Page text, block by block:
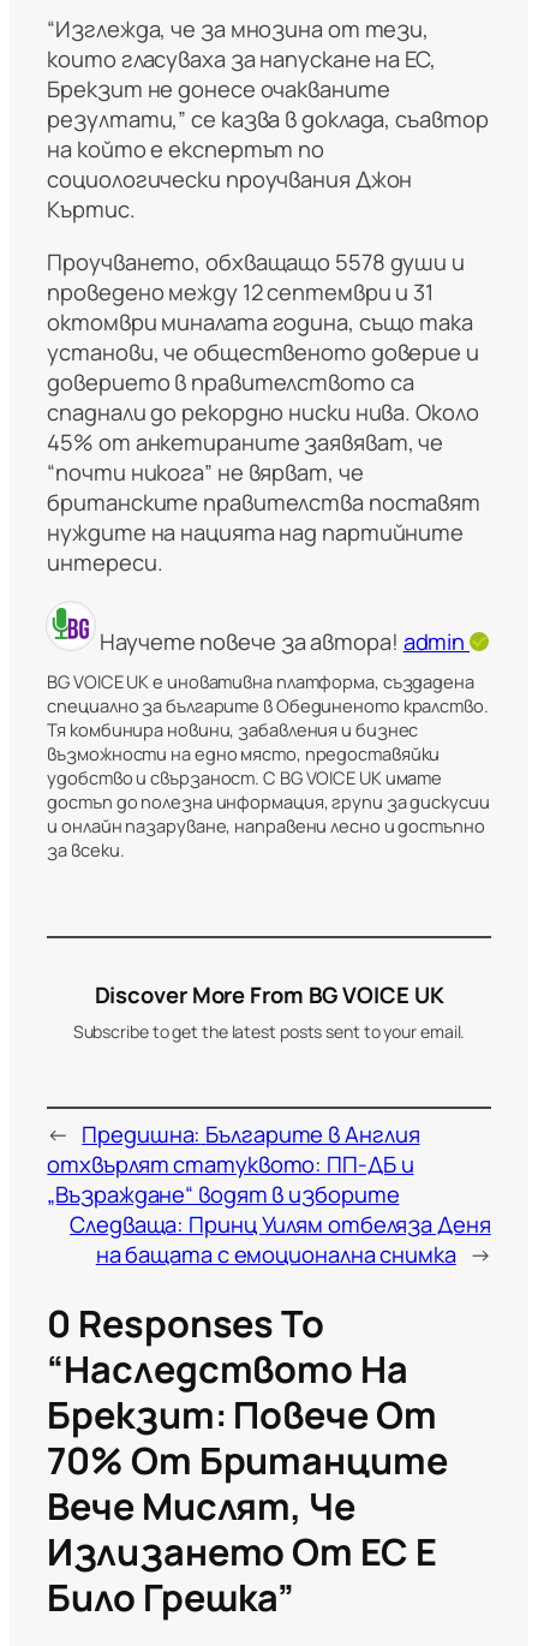
“Изглежда, че за мнозина от тези,
които гласуваха за напускане на ЕС,
Брекзит не донесе очакваните
резултати,” се казва в доклада, съавтор
на който е експертът по
социологически проучвания Джон
Къртис.
Проучването, обхващащо 5578 души и
проведено между 12 септември и 31
октомври миналата година, също така
установи, че общественото доверие и
доверието в правителството са
спаднали до рекордно ниски нива. Около
45% от анкетираните заявяват, че
“почти никога” не вярват, че
британските правителства поставят
нуждите на нацията над партийните
интереси.
Научете повече за автора! admin
BG VOICE UK е иновативна платформа, създадена
специално за българите в Обединеното кралство.
Тя комбинира новини, забавления и бизнес
възможности на едно място, предоставяйки
удобство и свързаност. С BG VOICE UK имате
достъп до полезна информация, групи за дискусии
и онлайн пазаруване, направени лесно и достъпно
за всеки.
Discover More From BG VOICE UK
Subscribe to get the latest posts sent to your email.
← Предишна: Българите в Англия
отхвърлят статуквото: ПП-ДБ и
„Възраждане“ водят в изборите
Следваща: Принц Уилям отбеляза Деня
на бащата с емоционална снимка →
0 Responses To
“Наследството На
Брекзит: Повече От
70% От Британците
Вече Мислят, Че
Излизането От ЕС Е
Било Грешка”